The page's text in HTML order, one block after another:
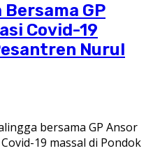
GP
Covid-19
Nurul
bersama GP Ansor
19 massal di Pondok